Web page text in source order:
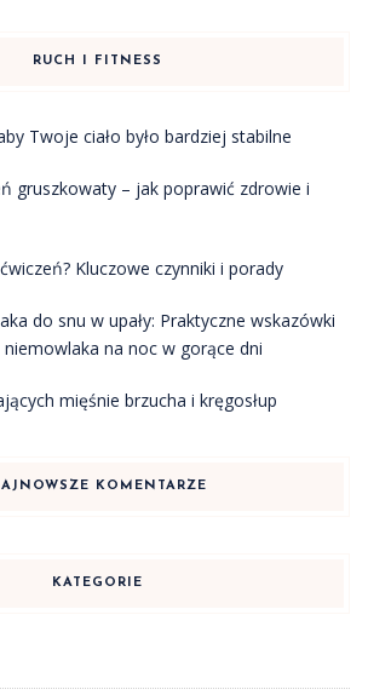
RUCH I FITNESS
Twoje ciało było bardziej stabilne
gruszkowaty – jak poprawić zdrowie i
Kluczowe czynniki i porady
do snu w upały: Praktyczne wskazówki
na noc w gorące dni
mięśnie brzucha i kręgosłup
KOMENTARZE
KATEGORIE